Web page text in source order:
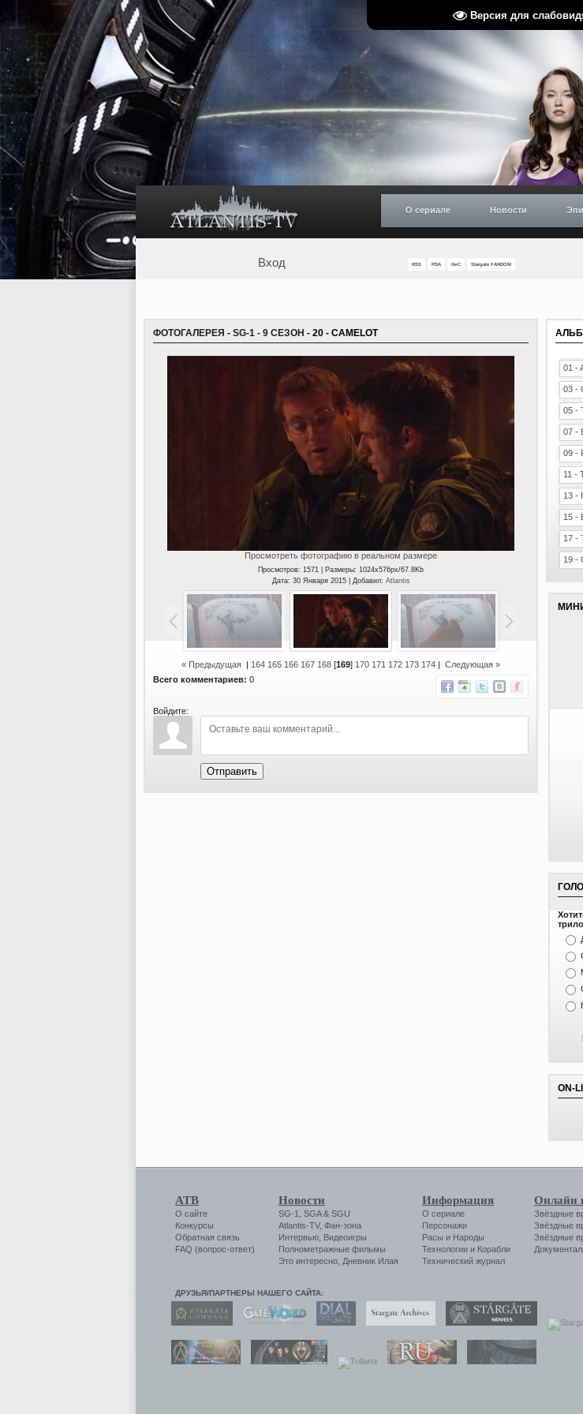
Версия для
О сериале Новости
Вход RSS PDA НиС Stargate FANDOM
ФОТОГАЛЕРЕЯ - SG-1 - 9 СЕЗОН - 20 - CAMELOT
Просмотреть фотографию в реальном размере
Просмотров: 1571 | Размеры: 1024x576px/67.8Kb
Дата: 30 Января 2015 | Добавил: Atlantis
« Предыдущая | 164 165 166 167 168 [169] 170 171 172 173 174 | Следующая »
Всего комментариев: 0
Войдите:
Отправить
01 -
03 -
05 -
07 -
09 -
11 -
13 -
15 -
17 -
19 -
ON-
АТВ
О сайте
Конкурсы
Обратная связь
FAQ (вопрос-ответ)
Новости
SG-1 SGA& SGU
Atlantis-TV, Фан-зона
Интервью Видеоигры
Полнометражные фильмы
Это интересно Дневник Илая
Информация
О сериале
Персонажи
Расы и Народы
Технологии и Корабли
Технический журнал
Онлайн
Звёздные
Звёздные
Звёздные
ДРУЗЬЯ/ПАРТНЕРЫ НАШЕГО САЙТА: